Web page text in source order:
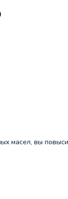
масел, вы